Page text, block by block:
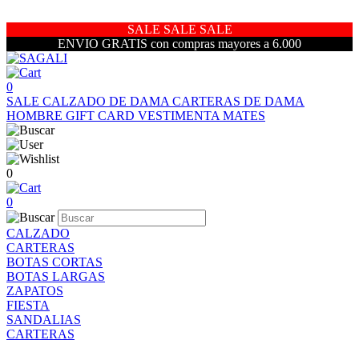
SALE SALE SALE
ENVIO GRATIS con compras mayores a 6.000
0
SALE CALZADO DE DAMA CARTERAS DE DAMA
HOMBRE GIFT CARD VESTIMENTA MATES
0
0
CALZADO
CARTERAS
BOTAS CORTAS
BOTAS LARGAS
ZAPATOS
FIESTA
SANDALIAS
CARTERAS